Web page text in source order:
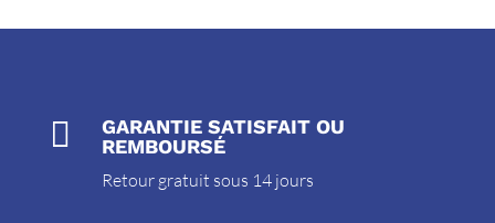

GARANTIE SATISFAIT OU
REMBOURSÉ
Retour gratuit sous 14 jours